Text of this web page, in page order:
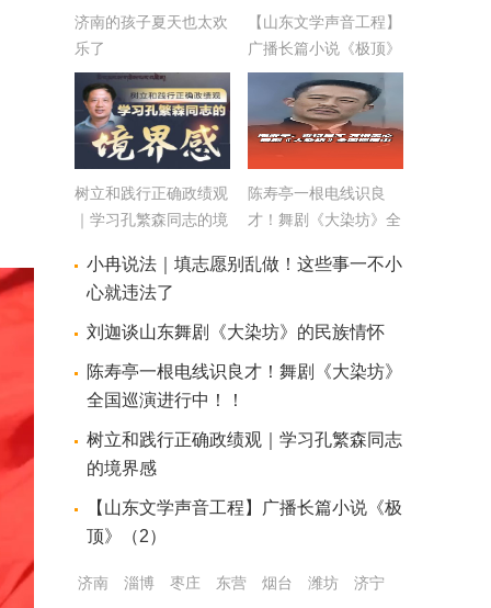
济南的孩子夏天也太欢
乐了
【山东文学声音工程】
广播长篇小说《极顶》
（2）
树立和践行正确政绩观
｜学习孔繁森同志的境
陈寿亭一根电线识良
才！舞剧《大染坊》全
小冉说法｜填志愿别乱做！这些事一不小
心就违法了
刘迦谈山东舞剧《大染坊》的民族情怀
陈寿亭一根电线识良才！舞剧《大染坊》
全国巡演进行中！！
树立和践行正确政绩观｜学习孔繁森同志
的境界感
【山东文学声音工程】广播长篇小说《极
顶》（2）
济南 淄博 枣庄 东营 烟台 潍坊
济宁